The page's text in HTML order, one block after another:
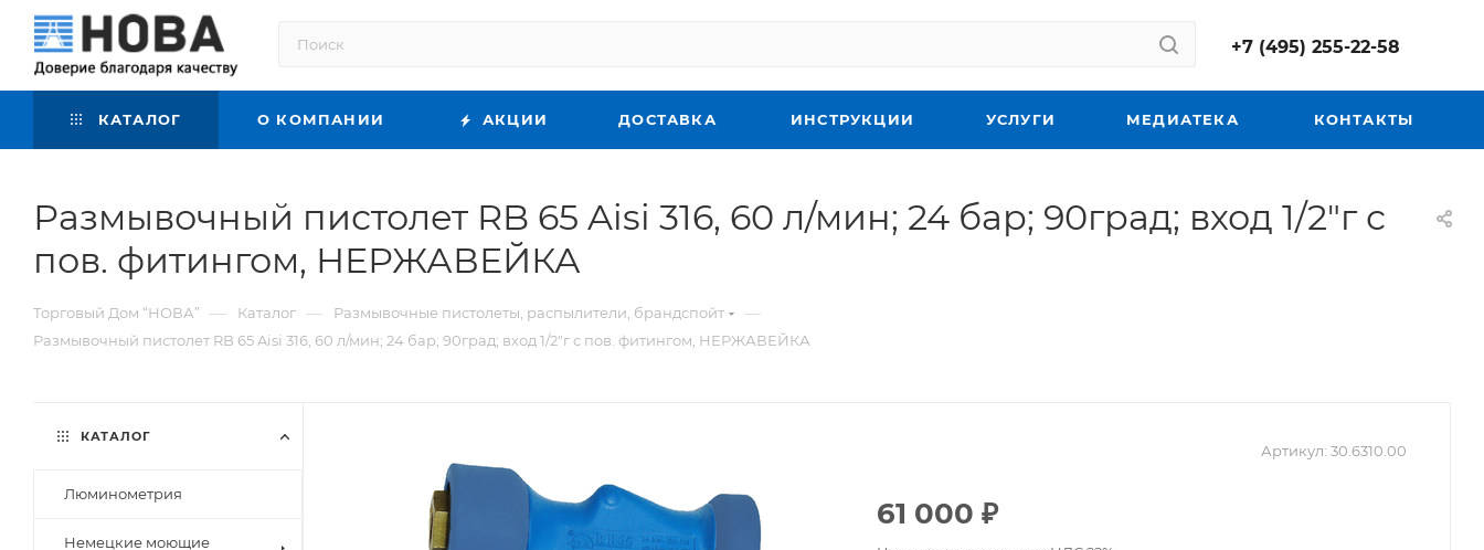
+7 (495) 255-22-58
КАТАЛОГ О КОМПАНИИ АКЦИИ ДОСТАВКА ИНСТРУКЦИИ УСЛУГИ МЕДИАТЕКА КОНТАКТЫ
Размывочный пистолет RB 65 Aisi 316, 60 л/мин; 24 бар; 90град; вход 1/2"г с
пов. фитингом, НЕРЖАВЕЙКА
Торговый Дом “НОВА” — Каталог — Размывочные пистолеты, распылители, брандспойт —
Размывочный пистолет RB 65 Aisi 316, 60 л/мин; 24 бар; 90град; вход 1/2"г с пов. фитингом, НЕРЖАВЕЙКА
Артикул: 30.6310.00
61 000 ₽
КАТАЛОГ
Люминометрия
Немецкие моющие